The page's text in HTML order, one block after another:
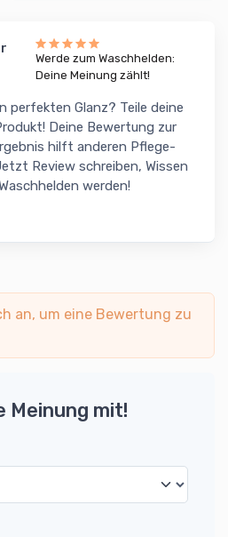
Werde zum Waschhelden:
Deine Meinung zählt!
perfekten Glanz? Teile deine
Deine Bewertung zur
hilft anderen Pflege-
Review schreiben, Wissen
werden!
an, um eine Bewertung zu
Meinung mit!